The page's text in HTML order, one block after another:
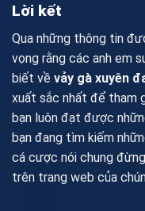
Lời kết
Qua những thông tin
vọng rằng các anh em
biết về vảy gà xuyên
xuất sắc nhất để tham
bạn luôn đạt được
bạn đang tìm kiếm
cá cược nói chung
trên trang web của